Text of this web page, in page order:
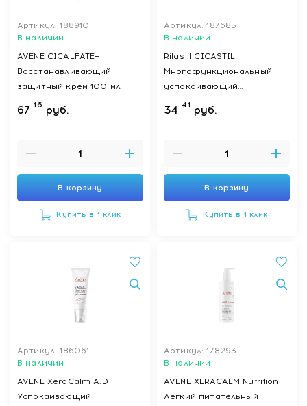
Артикул: 188910
В наличии
AVENE CICALFATE+
Восстанавливающий
защитный крем 100 мл
67 16 руб.
В корзину
Купить в 1 клик
Артикул: 187685
В наличии
Rilastil CICASTIL
Многофункциональный
успокаивающий
восстанавливающий
бальзам для младенцев,
34 41 руб.
В корзину
Купить в 1 клик
Артикул: 186061
В наличии
AVENE XeraCalm A.D
Успокаивающий
Артикул: 178293
В наличии
AVENE XERACALM Nutrition
Легкий питательный